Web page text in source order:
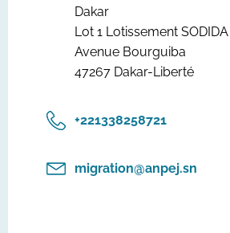
Dakar
Lot 1 Lotissement SODIDA
Avenue Bourguiba
47267 Dakar-Liberté
‎+221338258721
migration@anpej.sn